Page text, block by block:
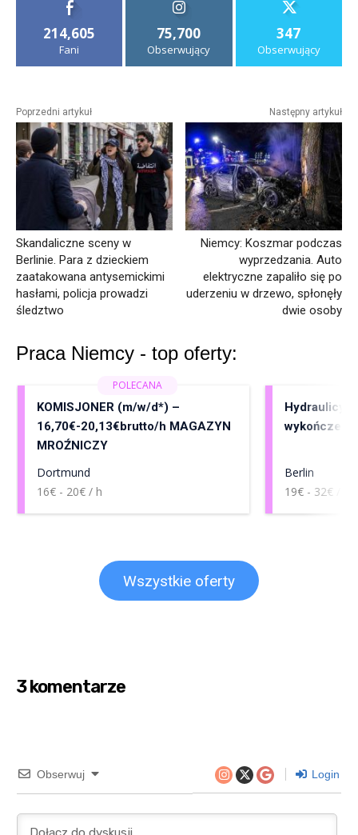
214,605
Fani
75,700
Obserwujący
347
Obserwujący
Poprzedni artykuł
Skandaliczne sceny w
Berlinie. Para z dzieckiem
zaatakowana antysemickimi
hasłami, policja prowadzi
śledztwo
Następny artykuł
Niemcy: Koszmar podczas
wyprzedzania. Auto
elektryczne zapaliło się po
uderzeniu w drzewo, spłonęły
dwie osoby
Praca Niemcy - top oferty:
KOMISJONER (m/w/d*) –
16,70€-20,13€brutto/h MAGAZYN
MROŹNICZY
Dortmund
16€ - 20€ / h
Hydraulicy,
Berlin
19€ - 32€ / h
Wszystkie oferty
3 komentarze
Obserwuj Login